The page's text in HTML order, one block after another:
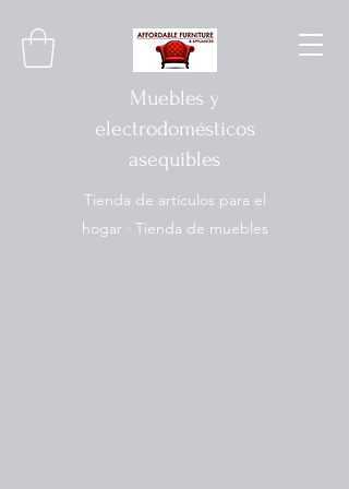
Muebles y
electrodomésticos
asequibles
Tienda de artículos para el
hogar · Tienda de muebles